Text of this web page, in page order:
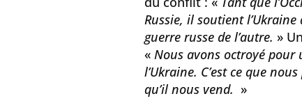
Russie, il soutient
guerre russe de l’autre. »
« Nous avons octroyé pour
l’Ukraine. C’est ce que
qu’il nous vend. »